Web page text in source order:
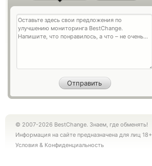
© 2007-2026 BestChange. Знаем, где обменять!
Информация на сайте предназначена для лиц 18+
Условия & Конфиденциальность